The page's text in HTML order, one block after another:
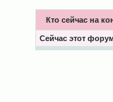
Кто сейчас на
Сейчас этот